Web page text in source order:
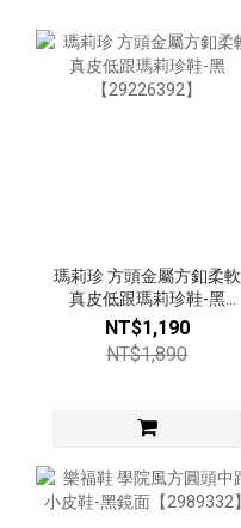
瑪莉珍 方頭金屬方釦柔軟
真皮低跟瑪莉珍鞋-黑
【29226392】
NT$1,190
NT$1,890